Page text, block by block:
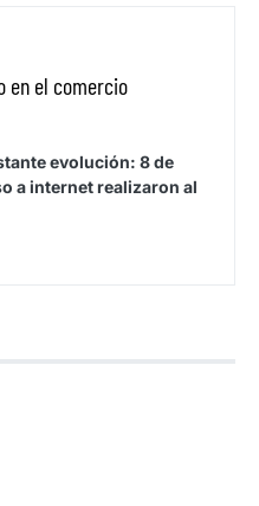
en el comercio
evolución: 8 de
a internet realizaron al